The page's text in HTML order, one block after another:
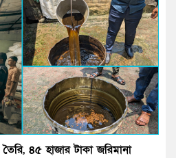
৪৫ হাজার টাকা জরিমানা